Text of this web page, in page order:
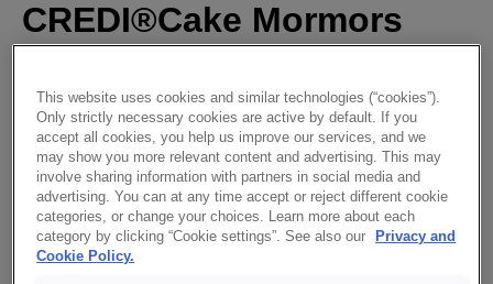
CREDI®Cake Mormors
This website uses cookies and similar technologies (“cookies”).
Only strictly necessary cookies are active by default. If you
accept all cookies, you help us improve our services, and we
may show you more relevant content and advertising. This may
involve sharing information with partners in social media and
advertising. You can at any time accept or reject different cookie
categories, or change your choices. Learn more about each
category by clicking “Cookie settings”. See also our
Privacy and
Cookie Policy.